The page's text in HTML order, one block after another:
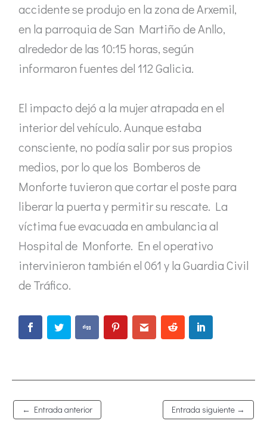
accidente se produjo en la zona de Arxemil,
en la parroquia de San Martiño de Anllo,
alrededor de las 10:15 horas, según
informaron fuentes del 112 Galicia.
El impacto dejó a la mujer atrapada en el
interior del vehículo. Aunque estaba
consciente, no podía salir por sus propios
medios, por lo que los Bomberos de
Monforte tuvieron que cortar el poste para
liberar la puerta y permitir su rescate. La
víctima fue evacuada en ambulancia al
Hospital de Monforte. En el operativo
intervinieron también el 061 y la Guardia Civil
de Tráfico.
← Entrada anterior Entrada siguiente →